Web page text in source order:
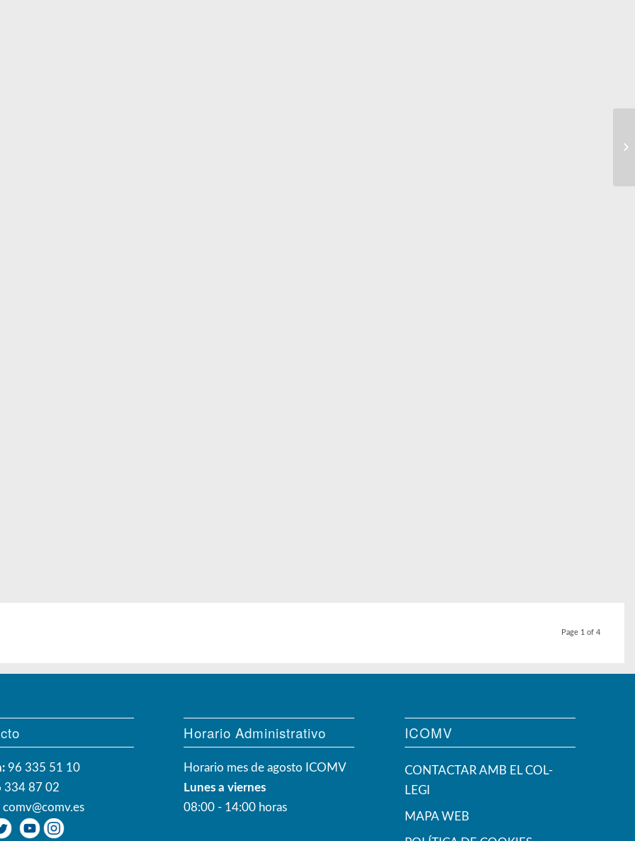
Page 1 of 4
96 335 51 10
334 87 02
comv@comv.es
Horario Administrativo
Horario mes de agosto ICOMV
Lunes a viernes
08:00 - 14:00 horas
ICOMV
CONTACTAR AMB EL COL-
LEGI
MAPA WEB